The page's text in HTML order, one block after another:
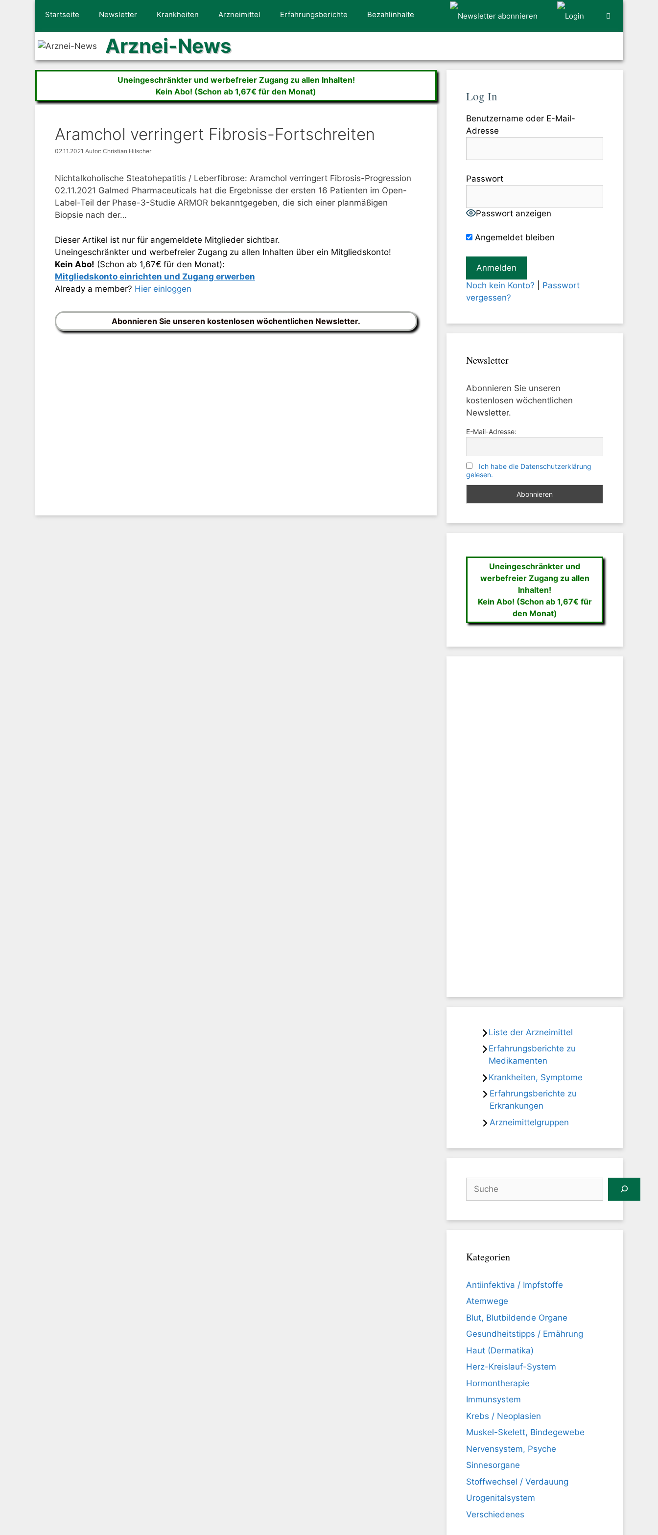
Startseite Newsletter Krankheiten Arzneimittel Erfahrungsberichte Bezahlinhalte
Arznei-News
Uneingeschränkter und werbefreier Zugang zu allen Inhalten!
Kein Abo! (Schon ab 1,67€ für den Monat)
Aramchol verringert Fibrosis-Fortschreiten
02.11.2021 Autor: Christian Hilscher
Nichtalkoholische Steatohepatitis / Leberfibrose: Aramchol verringert Fibrosis-Progression
02.11.2021 Galmed Pharmaceuticals hat die Ergebnisse der ersten 16 Patienten im Open-
Label-Teil der Phase-3-Studie ARMOR bekanntgegeben, die sich einer planmäßigen
Biopsie nach der…
Dieser Artikel ist nur für angemeldete Mitglieder sichtbar.
Uneingeschränkter und werbefreier Zugang zu allen Inhalten über ein Mitgliedskonto!
Kein Abo! (Schon ab 1,67€ für den Monat):
Mitgliedskonto einrichten und Zugang erwerben
Already a member? Hier einloggen
Abonnieren Sie unseren kostenlosen wöchentlichen Newsletter.
Log In
Benutzername oder E-Mail-
Adresse
Passwort
Passwort anzeigen
Angemeldet bleiben
Noch kein Konto?
Passwort
vergessen?
Newsletter
Abonnieren Sie unseren
kostenlosen wöchentlichen
Newsletter.
E-Mail-Adresse:
Ich habe die Datenschutzerklärung
gelesen.
Uneingeschränkter und
werbefreier Zugang zu allen
Inhalten!
Kein Abo! (Schon ab 1,67€ für
den Monat)
Liste der Arzneimittel
Erfahrungsberichte zu
Medikamenten
Krankheiten, Symptome
Erfahrungsberichte zu
Erkrankungen
Arzneimittelgruppen
Kategorien
Antiinfektiva / Impfstoffe
Atemwege
Blut, Blutbildende Organe
Gesundheitstipps / Ernährung
Haut (Dermatika)
Herz-Kreislauf-System
Hormontherapie
Immunsystem
Krebs / Neoplasien
Muskel-Skelett, Bindegewebe
Nervensystem, Psyche
Sinnesorgane
Stoffwechsel / Verdauung
Urogenitalsystem
Verschiedenes